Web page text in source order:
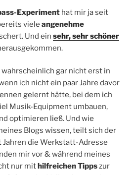
Experiment hat mir ja seit
viele angenehme
Und ein sehr, sehr schöner
gar nicht erst in
ich nicht ein paar Jahre davor
gelernt hätte, bei dem ich
Musik-Equipment umbauen,
optimieren ließ. Und wie
Blogs wissen, teilt sich der
Jahren die Werkstatt-Adresse
mir vor & während meines
nur mithilfreichen Tippszur